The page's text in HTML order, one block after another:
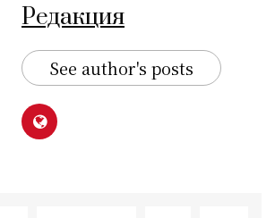
Редакция
See author's posts